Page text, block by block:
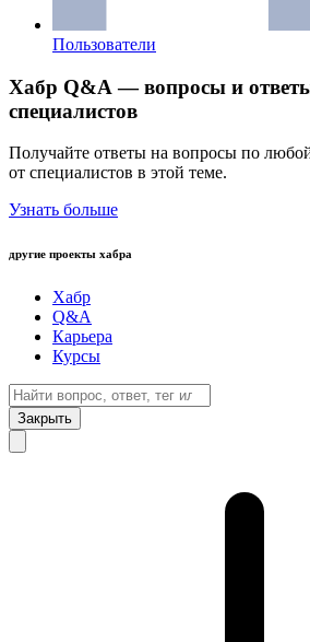
Пользователи
Хабр Q&A — вопросы и
специалистов
Получайте ответы на вопросы по
от специалистов в этой теме.
Узнать больше
другие проекты хабра
Хабр
Q&A
Карьера
Курсы
Закрыть